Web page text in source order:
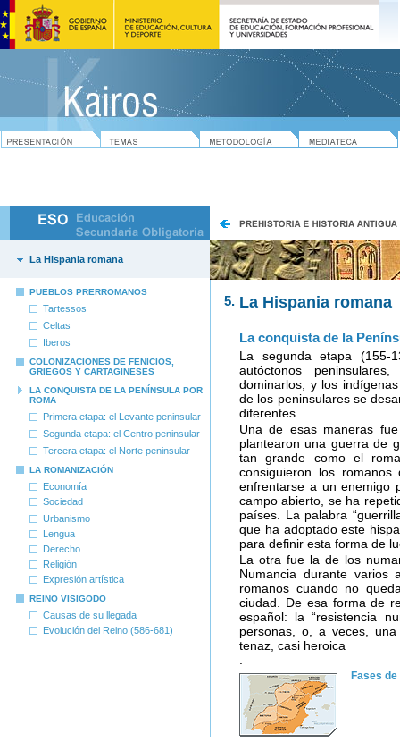
La Hispania romana
PUEBLOS PRERROMANOS
Tartessos
Celtas
Iberos
COLONIZACIONES DE FENICIOS,
GRIEGOS Y CARTAGINESES
LA CONQUISTA DE LA PENÍNSULA POR
ROMA
Primera etapa: el Levante peninsular
Segunda etapa: el Centro peninsular
Tercera etapa: el Norte peninsular
LA ROMANIZACIÓN
Economía
Sociedad
Urbanismo
Lengua
Derecho
Religión
Expresión artística
REINO VISIGODO
Causas de su llegada
Evolución del Reino (586-681)
5. La Hispania romana
La conquista de la
La segunda etapa
autóctonos
dominarlos, y los
de los peninsulares se
diferentes.
Una de esas maneras
plantearon una guerra de
tan grande como el
consiguieron los
enfrentarse a un enemigo
campo abierto, se ha
países. La palabra
que ha adoptado este
para definir esta forma de
La otra fue la de los
Numancia durante
romanos cuando no
ciudad. De esa forma de
español: la “resistencia
personas, o, a veces,
tenaz, casi heroica
.
Fases